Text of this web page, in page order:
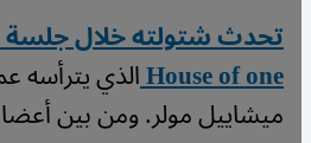
تحدث شتولته خلال جلسة
House of oneالذي يترأسه
ميشاييل مولر. ومن بين